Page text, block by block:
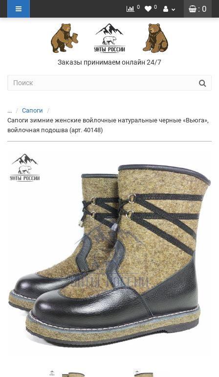
: 0
0 0
Заказы принимаем онлайн 24/7
...
Сапоги
Сапоги зимние женские войлочные натуральные черные «Вьюга»,
войлочная подошва (арт. 40148)